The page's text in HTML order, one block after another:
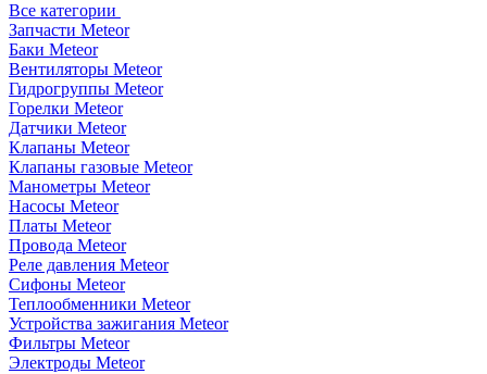
Все категории
Запчасти Meteor
Баки Meteor
Вентиляторы Meteor
Гидрогруппы Meteor
Горелки Meteor
Датчики Meteor
Клапаны Meteor
Клапаны газовые Meteor
Манометры Meteor
Насосы Meteor
Платы Meteor
Провода Meteor
Реле давления Meteor
Сифоны Meteor
Теплообменники Meteor
Устройства зажигания Meteor
Фильтры Meteor
Электроды Meteor